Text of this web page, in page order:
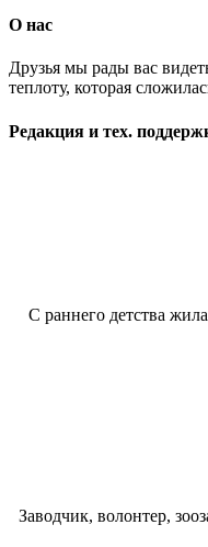
О нас
Друзья мы рады вас
теплоту, которая
Редакция и тех.
С раннего детства
Заводчик, волонтер,